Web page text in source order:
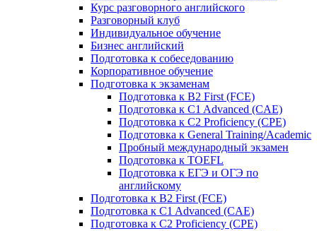
Курс разговорного английского
Разговорный клуб
Индивидуальное обучение
Бизнес английский
Подготовка к собеседованию
Корпоративное обучение
Подготовка к экзаменам
Подготовка к B2 First (FCE)
Подготовка к C1 Advanced (CAE)
Подготовка к C2 Proficiency (CPE)
Подготовка к General Training/Academic
Пробный международный экзамен
Подготовка к TOEFL
Подготовка к ЕГЭ и ОГЭ по
английскому
Подготовка к B2 First (FCE)
Подготовка к C1 Advanced (CAE)
Подготовка к C2 Proficiency (CPE)